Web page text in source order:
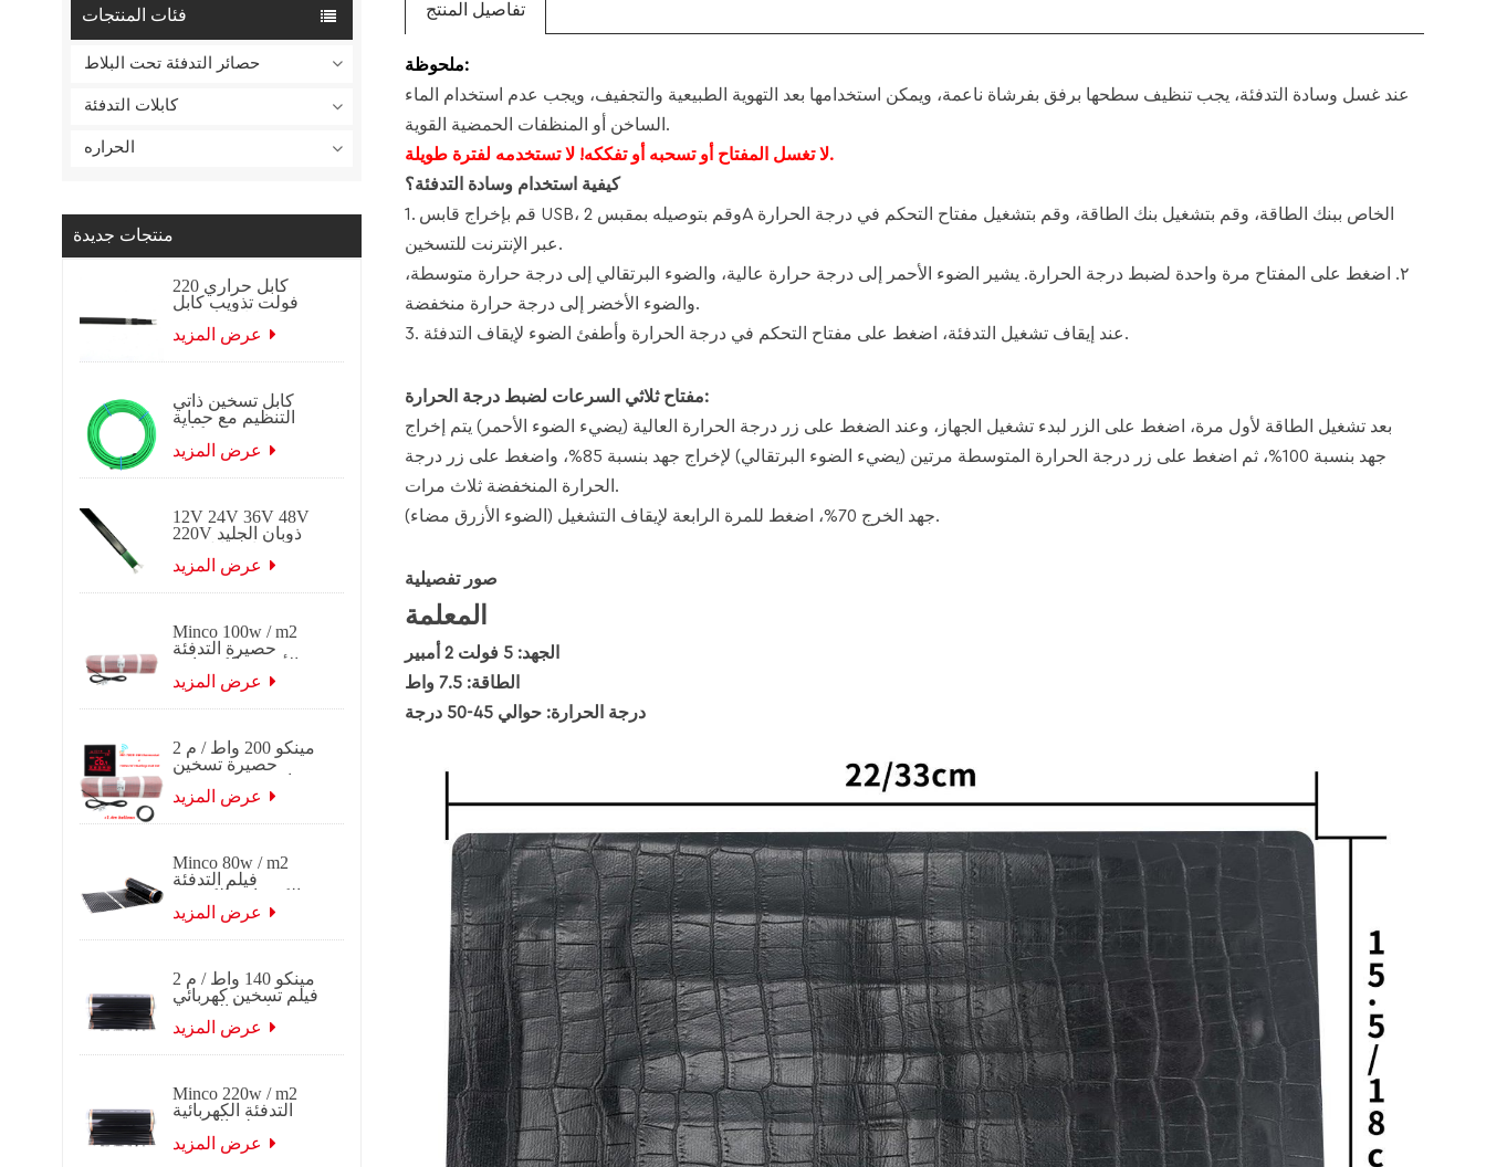
فئات المنتجات
حصائر التدفئة تحت البلاط
كابلات التدفئة
الحراره
منتجات جديدة
كابل حراري 220
فولت تذويب كابل
ذاتي التنظيم
كابل تسخين ذاتي
التنظيم مع حماية
تجميد جديلة كابل
تتبع الحرارة
الكهربائي ذاتي
التنظيم لتطبيقات
12V 24V 36V 48V
220V ذوبان الجليد
التدفئة الكهربائية
Minco 100w / m2
حصيرة التدفئة
الأرضية الكهربائية
مينكو 200 واط / م 2
حصيرة تسخين
حرارية 0.5 ~ 15 م 2
عرض 0.5 م
Minco 80w / m2
فيلم التدفئة
الكهربائية الكربون
الأشعة تحت الحمراء
البعيدة
مينكو 140 واط / م 2
فيلم تسخين كهربائي
كوريا الكربون
بالأشعة تحت
Minco 220w / m2
التدفئة الكهربائية
بالأشعة تحت
تفاصيل المنتج
ملحوظة:
عند غسل وسادة التدفئة، يجب تنظيف سطحها برفق بفرشاة ناعمة، ويمكن استخدامها بعد التهوية الطبيعية والتجفيف، ويجب عدم استخدام الماء
الساخن أو المنظفات الحمضية القوية.
لا تغسل المفتاح أو تسحبه أو تفككه! لا تستخدمه لفترة طويلة.
كيفية استخدام وسادة التدفئة؟
1. قم بإخراج قابس USB، وقم بتوصيله بمقبس 2A الخاص ببنك الطاقة، وقم بتشغيل بنك الطاقة، وقم بتشغيل مفتاح التحكم في درجة الحرارة
عبر الإنترنت للتسخين.
٢. اضغط على المفتاح مرة واحدة لضبط درجة الحرارة. يشير الضوء الأحمر إلى درجة حرارة عالية، والضوء البرتقالي إلى درجة حرارة متوسطة،
والضوء الأخضر إلى درجة حرارة منخفضة.
3. عند إيقاف تشغيل التدفئة، اضغط على مفتاح التحكم في درجة الحرارة وأطفئ الضوء لإيقاف التدفئة.
مفتاح ثلاثي السرعات لضبط درجة الحرارة:
بعد تشغيل الطاقة لأول مرة، اضغط على الزر لبدء تشغيل الجهاز، وعند الضغط على زر درجة الحرارة العالية (يضيء الضوء الأحمر) يتم إخراج
جهد بنسبة 100%، ثم اضغط على زر درجة الحرارة المتوسطة مرتين (يضيء الضوء البرتقالي) لإخراج جهد بنسبة 85%، واضغط على زر درجة
الحرارة المنخفضة ثلاث مرات.
(الضوء الأزرق مضاء) جهد الخرج 70%، اضغط للمرة الرابعة لإيقاف التشغيل.
صور تفصيلية
المعلمة
الجهد: 5 فولت 2 أمبير
الطاقة: 7.5 واط
درجة الحرارة: حوالي 45-50 درجة